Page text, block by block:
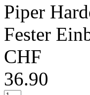
Piper
Fester
CHF
36.90